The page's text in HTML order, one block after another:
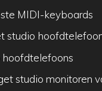
MIDI-keyboards
studio
hoofdtelefoons
studio monitoren